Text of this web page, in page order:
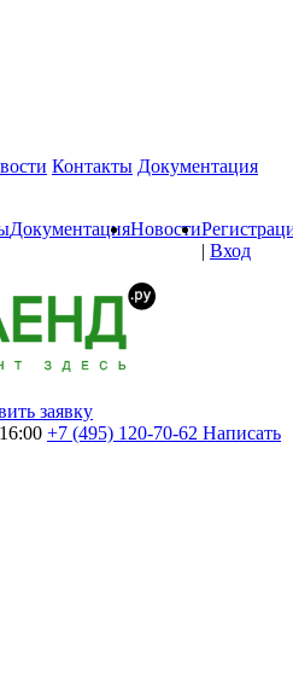
Контакты Документация
ДокументацияНовости
| Вход
заявку
+7 (495) 120-70-62 Написать